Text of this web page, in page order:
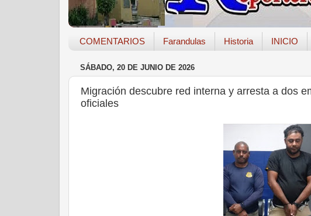
COMENTARIOS Farandulas Historia INICIO
SÁBADO, 20 DE JUNIO DE 2026
Migración descubre red interna y arresta a dos
oficiales